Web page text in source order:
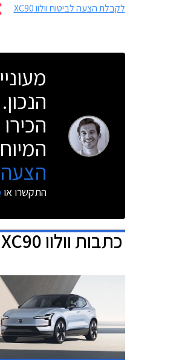
לקבלת הצעה לביטוח וולוו XC90
התקשרו או
כתבותוולוו XC90